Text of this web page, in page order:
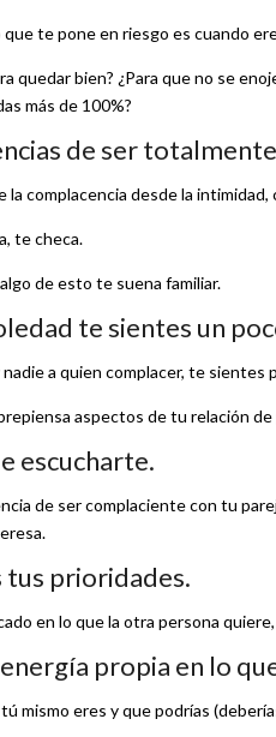
que te pone en riesgo es cuando
quedar bien? ¿Para que no se
más de 100%?
de ser
la complacencia desde la
te checa.
de esto te suena familiar.
te sientes un
a quien complacer, te
aspectos de tu relación
escucharte.
de ser complaciente con tu
tus prioridades.
en lo que la otra persona
propia en lo
mismo eres y que podrías